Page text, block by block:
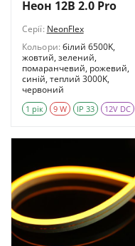
Неон 12В 2.0 Pro
Серії: NeonFlex
Кольори: білий 6500K,
жовтий, зелений,
помаранчевий, рожевий,
синій, теплий 3000K,
червоний
1 рік 9 W IP 33 12V DC